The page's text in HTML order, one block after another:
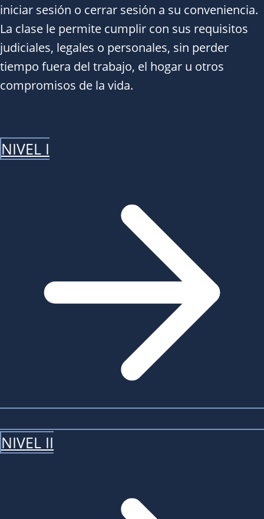
iniciar sesión o cerrar sesión a su conveniencia.
La clase le permite cumplir con sus requisitos
judiciales, legales o personales, sin perder
tiempo fuera del trabajo, el hogar u otros
compromisos de la vida.
NIVEL I
NIVEL II